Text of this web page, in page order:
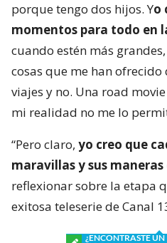
porque tengo dos hijos. Yo
momentos para todo en
cuando estén más
cosas que me han
viajes y no. Una road
mi realidad no me lo
“Pero claro, yo creo que
maravillas y sus
reflexionar sobre la etapa
exitosa teleserie de Canal
¿ENCONTRASTE UN